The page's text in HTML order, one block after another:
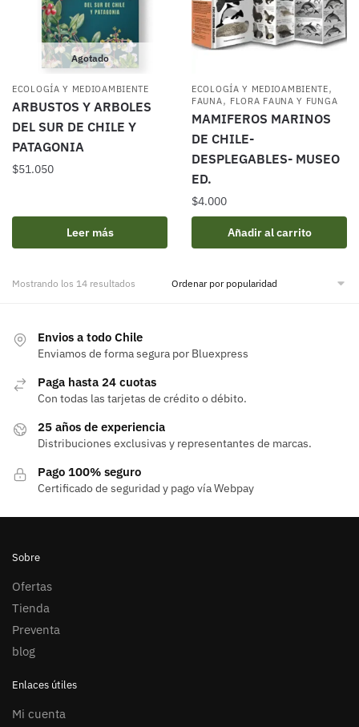
Agotado
ECOLOGÍA Y MEDIOAMBIENTE
ARBUSTOS Y ARBOLES
DEL SUR DE CHILE Y
PATAGONIA
$51.050
Leer más
ECOLOGÍA Y MEDIOAMBIENTE,
FAUNA, FLORA FAUNA Y FUNGA
MAMIFEROS MARINOS
DE CHILE-
DESPLEGABLES- MUSEO
ED.
$4.000
Añadir al carrito
Mostrando los 14 resultados Ordenado
Envios a todo Chile
Enviamos de forma segura por Bluexpress
Paga hasta 24 cuotas
Con todas las tarjetas de crédito o débito.
25 años de experiencia
Distribuciones exclusivas y representantes de marcas.
Pago 100% seguro
Certificado de seguridad y pago vía Webpay
Sobre
Ofertas
Tienda
Preventa
blog
Enlaces útiles
Mi cuenta